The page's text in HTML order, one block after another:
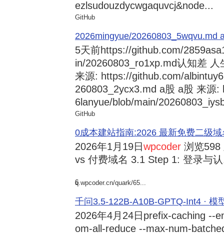
ezlsudouzdycwgaquvcj&node...
GitHub
2026mingyue/20260803_5wqvu.md
5天前https://github.com/
in/20260803_ro1xp.md认知差
来源: https://github.com/
260803_2ycx3.md a股 a股 来源
6lanyue/blob/main/
GitHub
0成本建站指南:2026 最新免费二级
2026年1月19日wpcoder 浏览598
vs 付费域名 3.1 Step 1: 登录与
6
q.wpcoder.cn/quark/65...
千问3.5-122B-A10B-GPTQ-Int4 · 模
2026年4月24日 prefix-caching --
om-all-reduce --max-num-